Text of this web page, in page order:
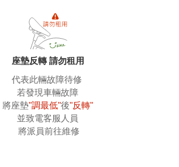
座墊反轉 請勿租用
代表此輛故障待修
若發現車輛故障
將座墊"調最低"後"反轉"
並致電客服人員
將派員前往維修